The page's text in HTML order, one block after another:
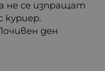
не се изпращат
куриер.
ден